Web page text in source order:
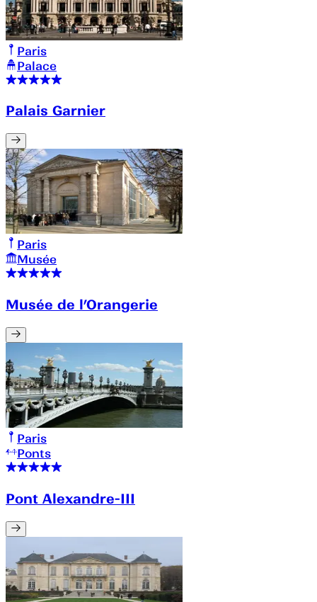
Paris
Palace
Palais Garnier
Paris
Musée
Musée de l’Orangerie
Paris
Ponts
Pont Alexandre-III